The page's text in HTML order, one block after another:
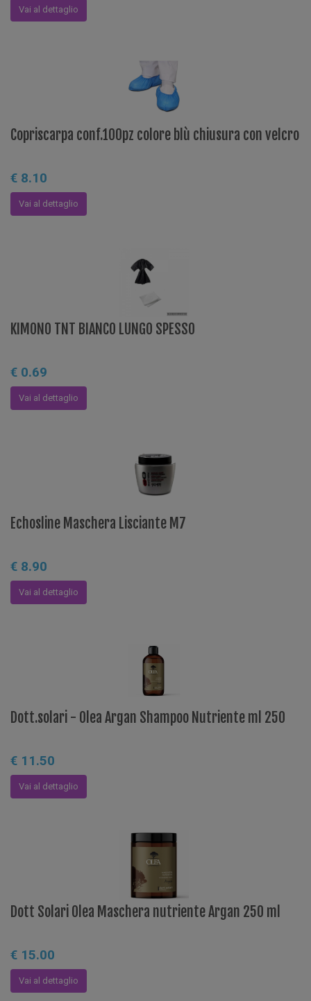
Vai al dettaglio
Copriscarpa conf.100pz colore blù chiusura con velcro
€ 8.10
Vai al dettaglio
KIMONO TNT BIANCO LUNGO SPESSO
€ 0.69
Vai al dettaglio
Echosline Maschera Lisciante M7
€ 8.90
Vai al dettaglio
Dott.solari - Olea Argan Shampoo Nutriente ml 250
€ 11.50
Vai al dettaglio
Dott Solari Olea Maschera nutriente Argan 250 ml
€ 15.00
Vai al dettaglio